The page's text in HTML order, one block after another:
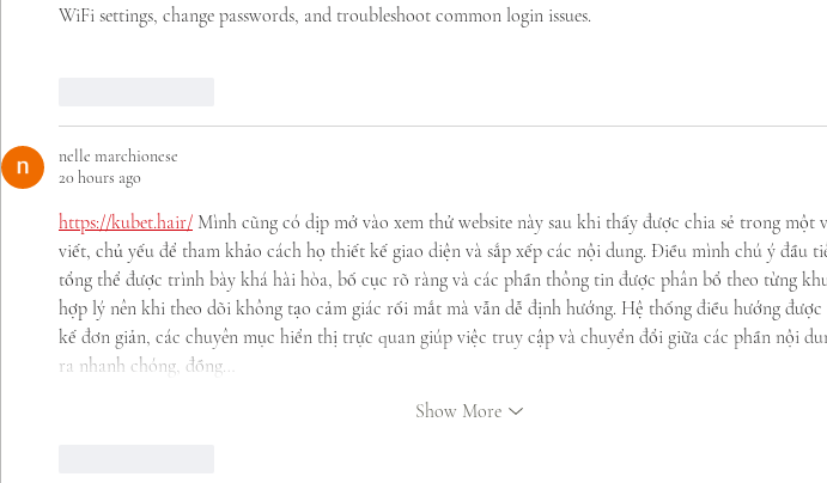
WiFi settings, change passwords, and troubleshoot common login issues.
nelle marchionese
20 hours ago
https://kubet.hair/ Mình cũng có dịp mở vào xem thử website này sau khi thấy được chia sẻ trong một
viết, chủ yếu để tham khảo cách họ thiết kế giao diện và sắp xếp các nội dung. Điều mình chú ý đầu
tổng thể được trình bày khá hài hòa, bố cục rõ ràng và các phần thông tin được phân bổ theo từng
hợp lý nên khi theo dõi không tạo cảm giác rối mắt mà vẫn dễ định hướng. Hệ thống điều hướng
kế đơn giản, các chuyên mục hiển thị trực quan giúp việc truy cập và chuyển đổi giữa các phần nội
ra nhanh chóng, đồng…
Show More